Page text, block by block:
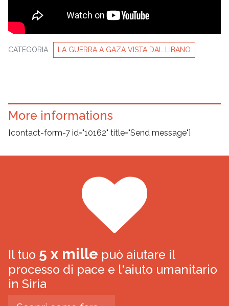
CATEGORIA LA GUERRA A GAZA VISTA DAL LIBANO
More informations
[contact-form-7 id="10162" title="Send message"]
Il tuo 5 x mille può aiutare il
processo di pace e l'aiuto umanitario
in Siria